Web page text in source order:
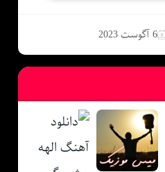
6 آگوست 2023